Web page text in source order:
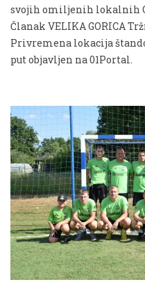
svojih omiljenih lokalnih
Članak VELIKA GORICA
Privremena lokacija
put objavljen na 01Portal.